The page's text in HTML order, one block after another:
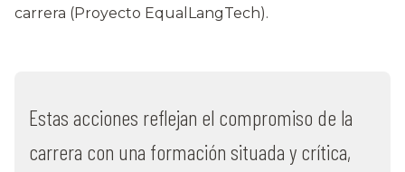
carrera (Proyecto EqualLangTech).
Estas acciones reflejan el compromiso de la
carrera con una formación situada y crítica,